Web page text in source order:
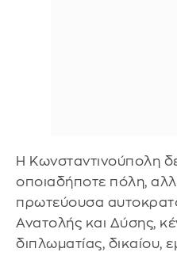
Η Κωνσταντινούπολη
οποιαδήποτε πόλη,
πρωτεύουσα
Ανατολής και Δύσης,
διπλωματίας, δικαίου,